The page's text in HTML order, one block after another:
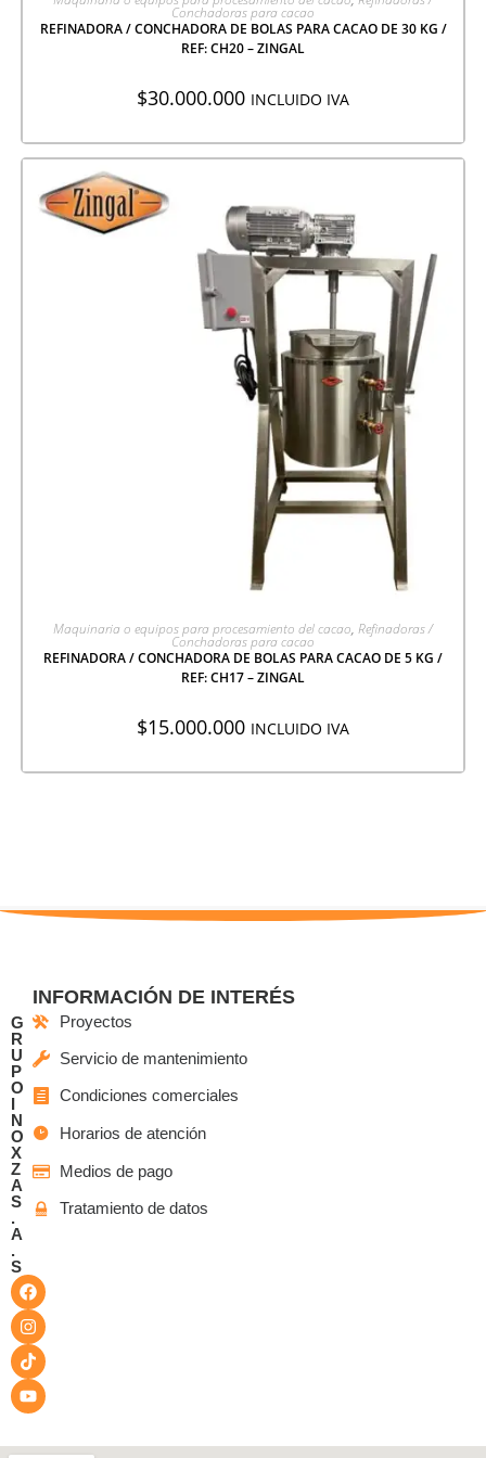
Conchadoras para cacao
REFINADORA / CONCHADORA DE BOLAS PARA CACAO DE 30 KG /
REF: CH20 – ZINGAL
$30.000.000 INCLUIDO IVA
AGREGAR A COTIZACIÓN
Maquinaria o equipos para procesamiento del cacao, Refinadoras /
Conchadoras para cacao
REFINADORA / CONCHADORA DE BOLAS PARA CACAO DE 5 KG /
REF: CH17 – ZINGAL
$15.000.000 INCLUIDO IVA
G
R
U
P
O
I
N
O
X
Z
A
S
.
A
.
S
INFORMACIÓN DE INTERÉS
Proyectos
Servicio de mantenimiento
Condiciones comerciales
Horarios de atención
Medios de pago
Tratamiento de datos